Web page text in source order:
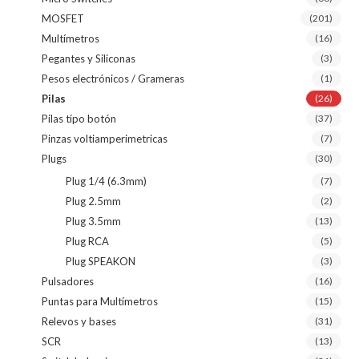
MOSFET (201)
Multímetros (16)
Pegantes y Siliconas (3)
Pesos electrónicos / Grameras (1)
Pilas (26)
Pilas tipo botón (37)
Pinzas voltiamperimetricas (7)
Plugs (30)
Plug 1/4 (6.3mm) (7)
Plug 2.5mm (2)
Plug 3.5mm (13)
Plug RCA (5)
Plug SPEAKON (3)
Pulsadores (16)
Puntas para Multímetros (15)
Relevos y bases (31)
SCR (13)